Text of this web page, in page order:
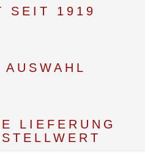
SEIT 1919
LIEFERUNG